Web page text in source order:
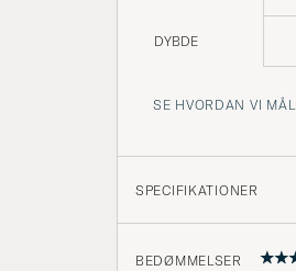
DYBDE
SE HVORDAN VI
SPECIFIKATIONER
BEDØMMELSER